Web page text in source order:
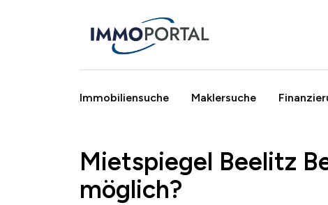
Immobiliensuche Maklersuche
Breadcrumb
Mietspiegel Beelitz
möglich?